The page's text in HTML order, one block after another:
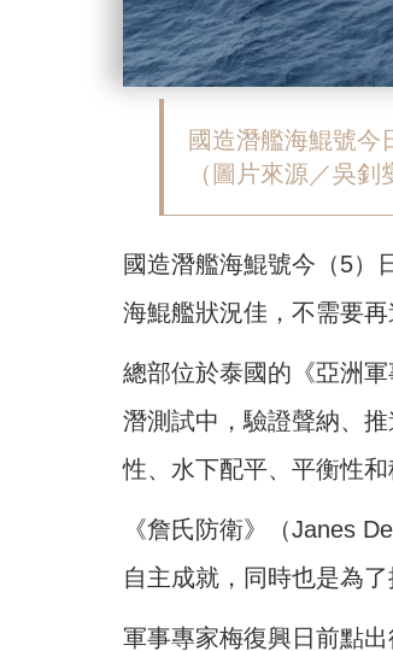
國造潛艦海鯤號今
（圖片來源／吳釗
國造潛艦海鯤號今（5）
海鯤艦狀況佳，不需要
總部位於泰國的《亞洲
潛測試中，驗證聲納、
性、水下配平、平衡性
《詹氏防衛》（Janes
自主成就，同時也是為
軍事專家梅復興日前點